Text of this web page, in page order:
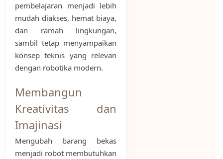
pembelajaran menjadi lebih
mudah diakses, hemat biaya,
dan ramah lingkungan,
sambil tetap menyampaikan
konsep teknis yang relevan
dengan robotika modern.
Membangun
Kreativitas dan
Imajinasi
Mengubah barang bekas
menjadi robot membutuhkan